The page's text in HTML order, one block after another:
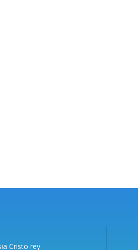
Cristo rey